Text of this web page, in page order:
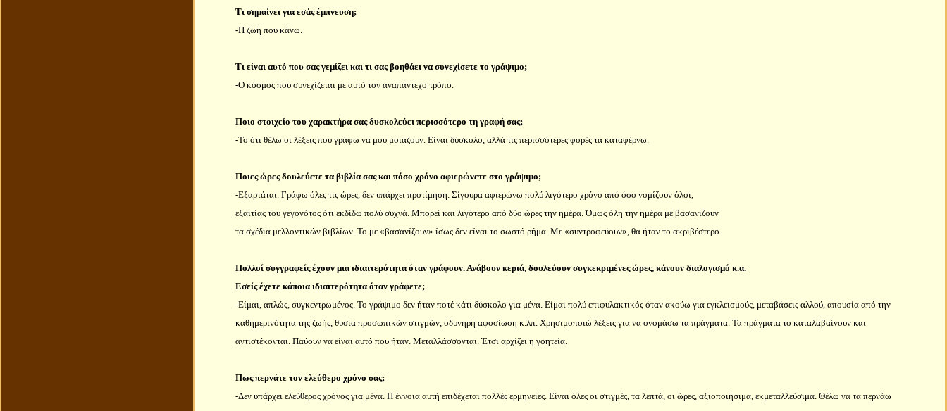
Τι σημαίνει για εσάς έμπνευση;
-Η ζωή που κάνω.
Τι είναι αυτό που σας γεμίζει και τι σας βοηθάει να συνεχίσετε το γράψιμο;
-Ο κόσμος που συνεχίζεται με αυτό τον αναπάντεχο τρόπο.
Ποιο στοιχείο του χαρακτήρα σας δυσκολεύει περισσότερο τη γραφή σας;
-Το ότι θέλω οι λέξεις που γράφω να μου μοιάζουν. Είναι δύσκολο, αλλά τις περισσότερες φορές τα καταφέρνω.
Ποιες ώρες δουλεύετε τα βιβλία σας και πόσο χρόνο αφιερώνετε στο γράψιμο;
-Εξαρτάται. Γράφω όλες τις ώρες, δεν υπάρχει προτίμηση. Σίγουρα αφιερώνω πολύ λιγότερο χρόνο από όσο νομίζουν όλοι,
εξαιτίας του γεγονότος ότι εκδίδω πολύ συχνά. Μπορεί και λιγότερο από δύο ώρες την ημέρα. Όμως όλη την ημέρα με βασανίζουν
τα σχέδια μελλοντικών βιβλίων. Το με «βασανίζουν» ίσως δεν είναι το σωστό ρήμα. Με «συντροφεύουν», θα ήταν το ακριβέστερο.
Πολλοί συγγραφείς έχουν μια ιδιαιτερότητα όταν γράφουν. Ανάβουν κεριά, δουλεύουν συγκεκριμένες ώρες, κάνουν διαλογισμό κ.α.
Εσείς έχετε κάποια ιδιαιτερότητα όταν γράφετε;
-Είμαι, απλώς, συγκεντρωμένος. Το γράψιμο δεν ήταν ποτέ κάτι δύσκολο για μένα. Είμαι πολύ επιφυλακτικός όταν ακούω για εγκλεισμούς, μεταβάσεις αλλού, απουσία από την
καθημερινότητα της ζωής, θυσία προσωπικών στιγμών, οδυνηρή αφοσίωση κ.λπ. Χρησιμοποιώ λέξεις για να ονομάσω τα πράγματα. Τα πράγματα το καταλαβαίνουν και
αντιστέκονται. Παύουν να είναι αυτό που ήταν. Μεταλλάσσονται. Έτσι αρχίζει η γοητεία.
Πως περνάτε τον ελεύθερο χρόνο σας;
-Δεν υπάρχει ελεύθερος χρόνος για μένα. Η έννοια αυτή επιδέχεται πολλές ερμηνείες. Είναι όλες οι στιγμές, τα λεπτά, οι ώρες, αξιοποιήσιμα, εκμεταλλεύσιμα. Θέλω να τα περνάω